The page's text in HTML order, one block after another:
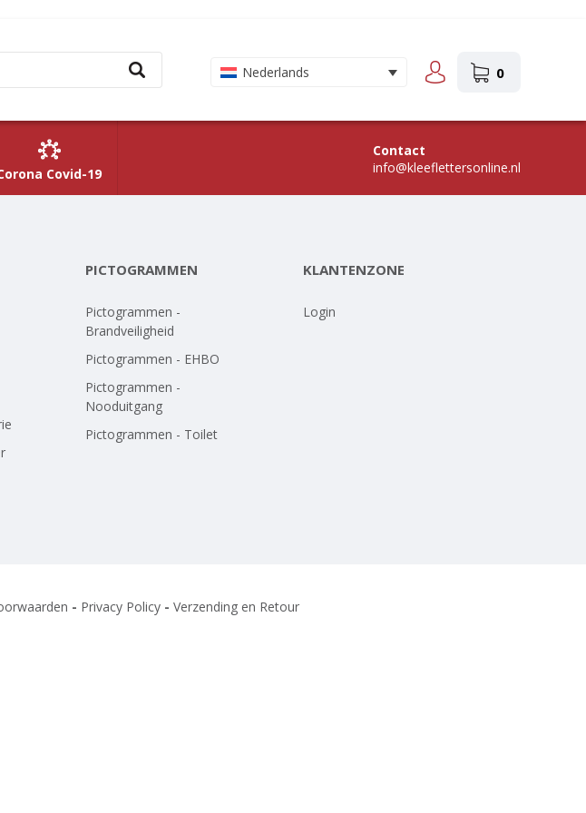
Nederlands 0
Covid-19
Contact
info@kleeflettersonline.nl
PICTOGRAMMEN
Pictogrammen -
Brandveiligheid
Pictogrammen - EHBO
Pictogrammen -
Nooduitgang
Pictogrammen - Toilet
KLANTENZONE
Login
- Privacy Policy- Verzending en Retour